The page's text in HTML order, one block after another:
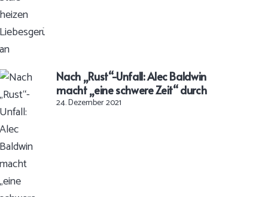
Nach „Rust“-Unfall: Alec Baldwin
macht „eine schwere Zeit“ durch
24. Dezember 2021